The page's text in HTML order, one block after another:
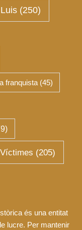
(250)
franquista (45)
Víctimes (205)
és una entitat
lucre. Per mantenir